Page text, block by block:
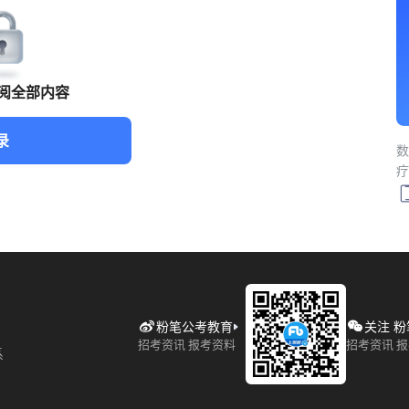
全部内容
粉笔公考教育
招考资讯 报考资料
关注
招考资讯